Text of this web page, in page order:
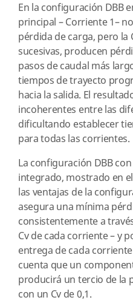
En la configuración DBB
principal – Corriente 1–
pérdida de carga, pero la
sucesivas, producen
pasos de caudal más
tiempos de trayecto
hacia la salida. El
incoherentes entre las
dificultando establecer
para todas las corrientes.
La configuración DBB
integrado, mostrado en
las ventajas de la
asegura una mínima
consistentemente a
Cv de cada corriente – y
entrega de cada
cuenta que un
producirá un tercio de la
con un Cv de 0,1.